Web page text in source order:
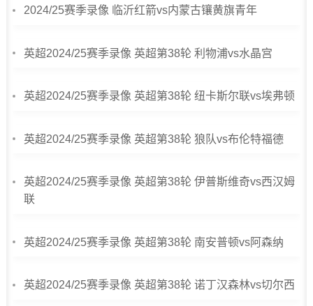
2024/25赛季录像 临沂红箭vs内蒙古镶黄旗青年
英超2024/25赛季录像 英超第38轮 利物浦vs水晶宫
英超2024/25赛季录像 英超第38轮 纽卡斯尔联vs埃弗顿
英超2024/25赛季录像 英超第38轮 狼队vs布伦特福德
英超2024/25赛季录像 英超第38轮 伊普斯维奇vs西汉姆
联
英超2024/25赛季录像 英超第38轮 南安普顿vs阿森纳
英超2024/25赛季录像 英超第38轮 诺丁汉森林vs切尔西